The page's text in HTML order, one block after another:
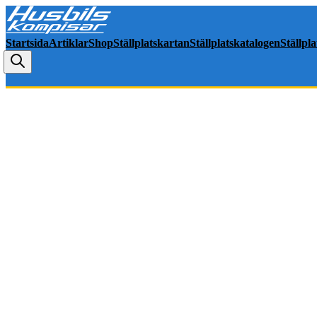
StartsidaArtiklarShopStällplatskartanStällplatskatalogen